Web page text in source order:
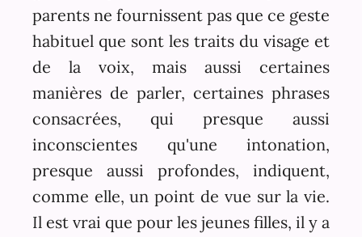
parents ne fournissent pas que ce geste
habituel que sont les traits du visage et
de la voix, mais aussi certaines
manières de parler, certaines phrases
consacrées, qui presque aussi
inconscientes qu'une intonation,
presque aussi profondes, indiquent,
comme elle, un point de vue sur la vie.
Il est vrai que pour les jeunes filles, il y a